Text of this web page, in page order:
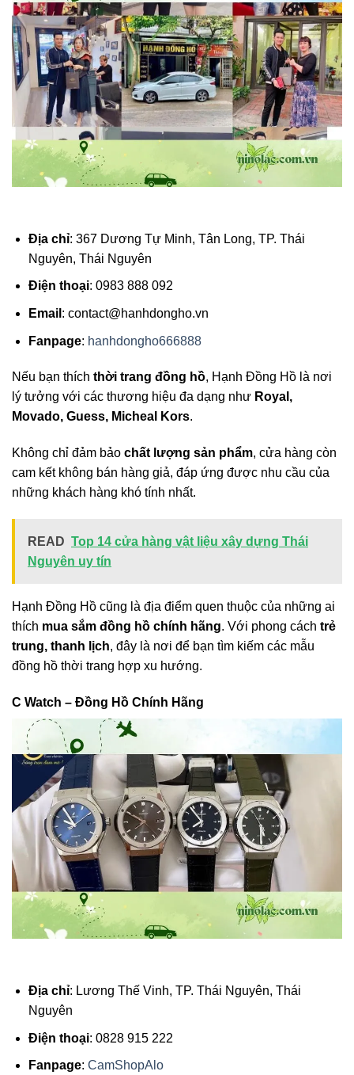
Địa chỉ: 367 Dương Tự Minh, Tân Long, TP. Thái
Nguyên, Thái Nguyên
Điện thoại: 0983 888 092
Email : contact@hanhdongho.vn
Fanpage: hanhdongho666888
Nếu bạn thích thời trang đồng hồ, Hạnh Đồng Hồ là nơi
lý tưởng với các thương hiệu đa dạng như Royal,
Movado, Guess, Micheal Kors.
Không chỉ đảm bảo chất lượng sản phẩm, cửa hàng còn
cam kết không bán hàng giả, đáp ứng được nhu cầu của
những khách hàng khó tính nhất.
READ Top 14 cửa hàng vật liệu xây dựng Thái
Nguyên uy tín
Hạnh Đồng Hồ cũng là địa điểm quen thuộc của những ai
thích mua sắm đồng hồ chính hãng. Với phong cách trẻ
trung, thanh lịch, đây là nơi để bạn tìm kiếm các mẫu
đồng hồ thời trang hợp xu hướng.
C Watch – Đồng Hồ Chính Hãng
Địa chỉ: Lương Thế Vinh, TP. Thái Nguyên, Thái
Nguyên
Điện thoại: 0828 915 222
Fanpage: CamShopAlo